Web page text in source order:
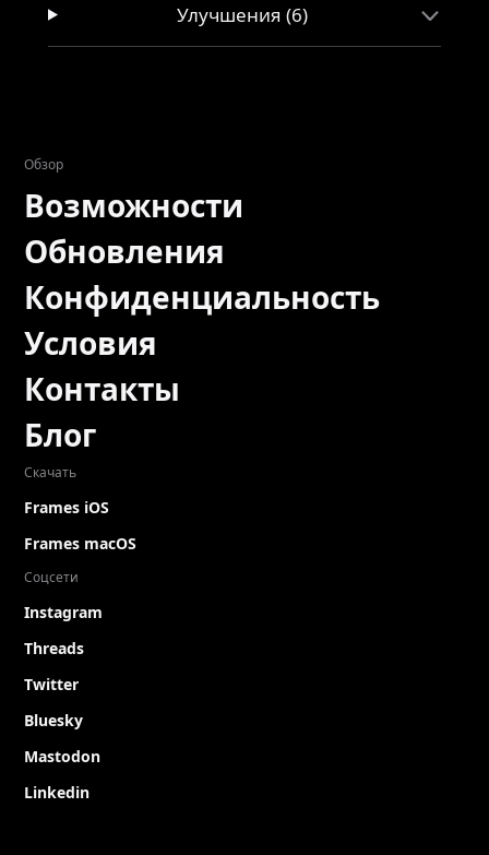
Улучшения (6)
Обзор
Возможности
Обновления
Конфиденциальность
Условия
Контакты
Блог
Скачать
Frames iOS
Frames macOS
Соцсети
Instagram
Threads
Twitter
Bluesky
Mastodon
Linkedin